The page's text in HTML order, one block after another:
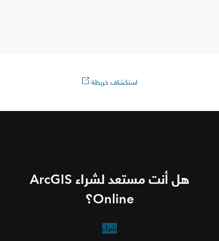
استكشاف خريطة
هل أنت مستعد لشراء ArcGIS
Online؟
شراء